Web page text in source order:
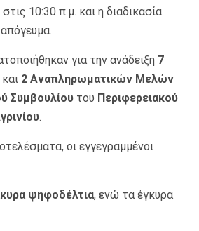
10:30 π.μ. και η διαδικασία
για την ανάδειξη 7
και 2 Αναπληρωματικών Μελών
Συμβουλίου του Περιφερειακού
.
οι εγγεγραμμένοι
ψηφοδέλτια, ενώ τα έγκυρα